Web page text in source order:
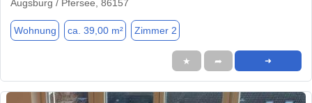
Augsburg / Pfersee, 86157
Wohnung ca. 39,00 m² Zimmer 2
★ ➦ ➜